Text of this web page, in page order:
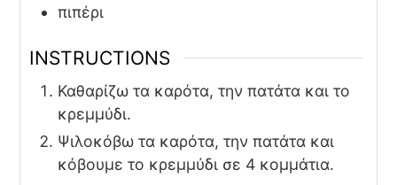
πιπέρι
INSTRUCTIONS
Καθαρίζω τα καρότα, την πατάτα και το
κρεμμύδι.
Ψιλοκόβω τα καρότα, την πατάτα και
κόβουμε το κρεμμύδι σε 4 κομμάτια.